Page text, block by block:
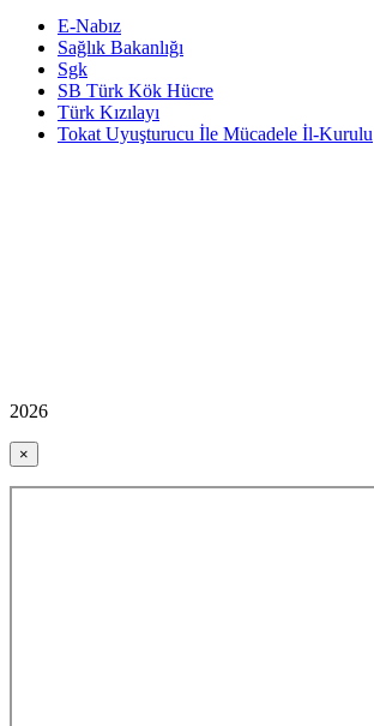
E-Nabız
Sağlık Bakanlığı
Sgk
SB Türk Kök Hücre
Türk Kızılayı
Tokat Uyuşturucu İle Mücadele İl-Kurulu
2026
×